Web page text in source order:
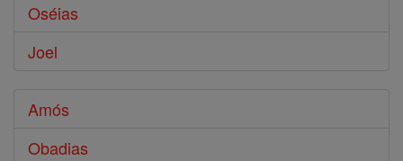
Oséias
Joel
Amós
Obadias